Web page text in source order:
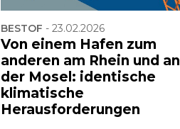
BESTOF - 23.02.2026
Von einem Hafen zum
anderen am Rhein und an
der Mosel: identische
klimatische
Herausforderungen